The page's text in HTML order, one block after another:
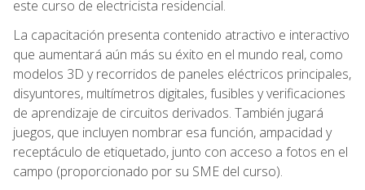
este curso de electricista residencial.
La capacitación presenta contenido atractivo e interactivo
que aumentará aún más su éxito en el mundo real, como
modelos 3D y recorridos de paneles eléctricos principales,
disyuntores, multímetros digitales, fusibles y verificaciones
de aprendizaje de circuitos derivados. También jugará
juegos, que incluyen nombrar esa función, ampacidad y
receptáculo de etiquetado, junto con acceso a fotos en el
campo (proporcionado por su SME del curso).